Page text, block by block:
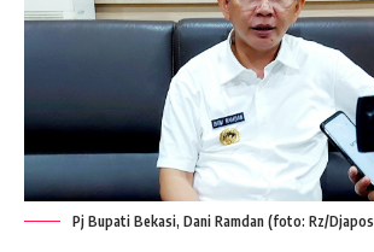
Pj Bupati Bekasi, Dani Ramdan (foto: Rz/